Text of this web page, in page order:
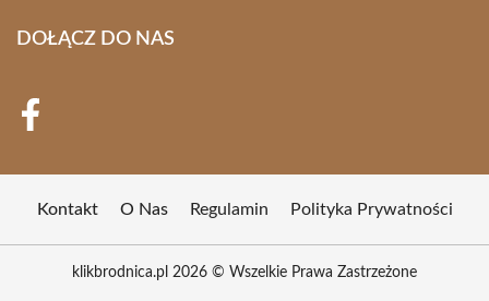
DOŁĄCZ DO NAS
Kontakt O Nas Regulamin Polityka Prywatności
klikbrodnica.pl 2026 © Wszelkie Prawa Zastrzeżone